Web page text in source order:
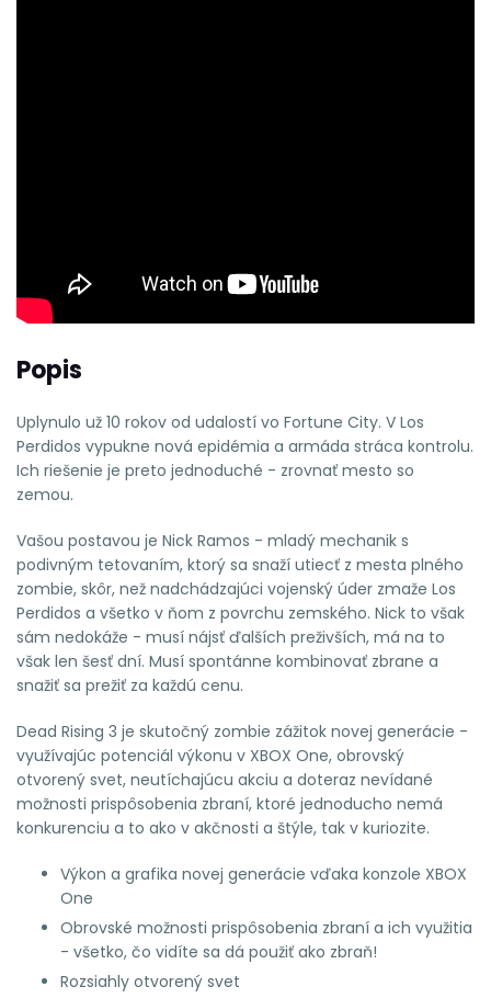
Popis
Uplynulo už 10 rokov od udalostí vo Fortune City. V Los
Perdidos vypukne nová epidémia a armáda stráca kontrolu.
Ich riešenie je preto jednoduché - zrovnať mesto so
zemou.
Vašou postavou je Nick Ramos - mladý mechanik s
podivným tetovaním, ktorý sa snaží utiecť z mesta plného
zombie, skôr, než nadchádzajúci vojenský úder zmaže Los
Perdidos a všetko v ňom z povrchu zemského. Nick to však
sám nedokáže - musí nájsť ďalších preživších, má na to
však len šesť dní. Musí spontánne kombinovať zbrane a
snažiť sa prežiť za každú cenu.
Dead Rising 3 je skutočný zombie zážitok novej generácie -
využívajúc potenciál výkonu v XBOX One, obrovský
otvorený svet, neutíchajúcu akciu a doteraz nevídané
možnosti prispôsobenia zbraní, ktoré jednoducho nemá
konkurenciu a to ako v akčnosti a štýle, tak v kuriozite.
Výkon a grafika novej generácie vďaka konzole XBOX
One
Obrovské možnosti prispôsobenia zbraní a ich využitia
- všetko, čo vidíte sa dá použiť ako zbraň!
Rozsiahly otvorený svet